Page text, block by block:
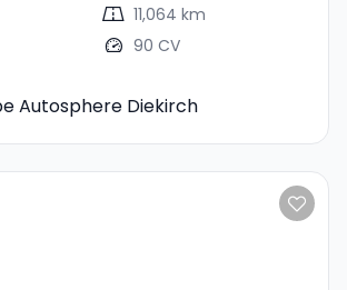
11,064 km
90 CV
Autosphere Diekirch